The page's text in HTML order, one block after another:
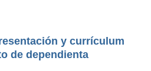
y currículum
de dependienta